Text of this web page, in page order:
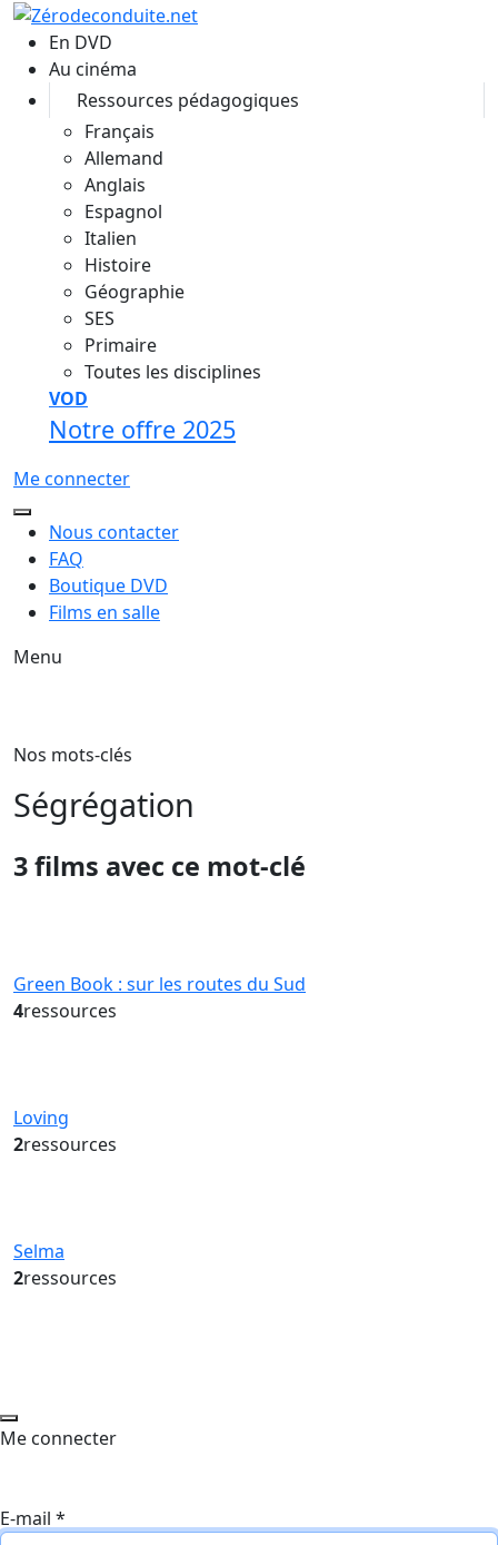
Aller au contenu principal
En DVD
Au cinéma
Ressources pédagogiques
Français
Allemand
Anglais
Espagnol
Italien
Histoire
Géographie
SES
Primaire
Toutes les disciplines
VOD
Notre offre 2025
Me connecter
Nous contacter
FAQ
Boutique DVD
Films en salle
Menu
Nos mots-clés
Ségrégation
3 films avec ce mot-clé
Green Book : sur les routes du Sud
4ressources
Loving
2ressources
Selma
2ressources
Me connecter
E-mail *